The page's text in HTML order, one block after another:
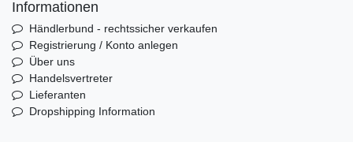
Informationen
Händlerbund - rechtssicher verkaufen
Registrierung / Konto anlegen
Über uns
Handelsvertreter
Lieferanten
Dropshipping Information